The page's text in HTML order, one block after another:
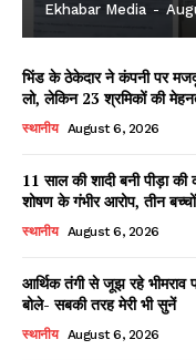
Ekhabar Media -
भिंड के ठेकेदार ने कंपनी पर
लो, लेकिन 23 श्रमिकों की
स्थानीय August 6, 2026
11 साल की शादी बनी पीड़ा की
शोषण के गंभीर आरोप, तीन
स्थानीय August 6, 2026
आर्थिक तंगी से जूझ रहे भीमराव
बोले- सबकी तरह मेरी भी सुनें
स्थानीय August 6, 2026